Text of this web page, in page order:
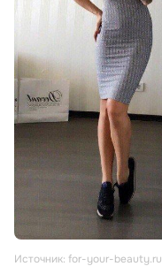
Источник: for-your-beauty.ru